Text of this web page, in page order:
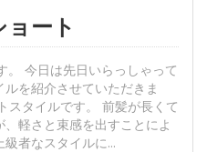
ート
。 今日は先日いらっしゃって
を紹介させていただきま
スタイルです。 前髪が長くて
軽さと束感を出すことによ
者なスタイルに...